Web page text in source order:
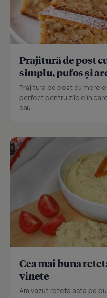
Prajitură de post
simplu, pufos și
Prăjitura de post cu mere
perfect pentru zilele în
sau...
Cea mai buna
vinete
Am vazut reteta asta pe